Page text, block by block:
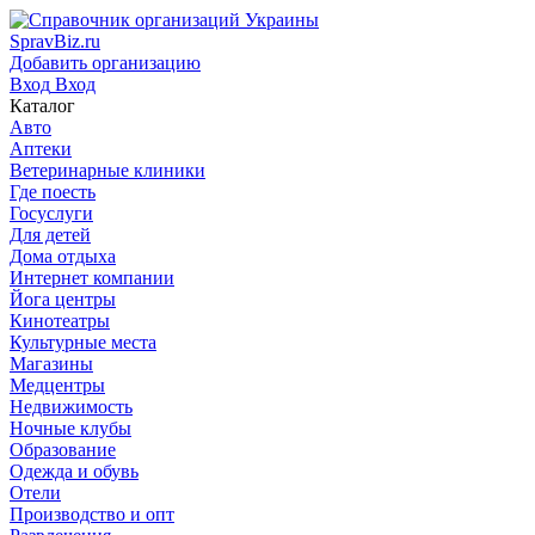
SpravBiz.ru
Добавить организацию
Вход Вход
Каталог
Авто
Аптеки
Ветеринарные клиники
Где поесть
Госуслуги
Для детей
Дома отдыха
Интернет компании
Йога центры
Кинотеатры
Культурные места
Магазины
Медцентры
Недвижимость
Ночные клубы
Образование
Одежда и обувь
Отели
Производство и опт